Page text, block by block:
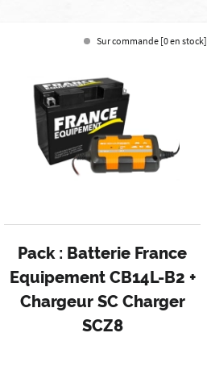
Sur commande [0 en stock]
Pack : Batterie France
Equipement CB14L-B2 +
Chargeur SC Charger
SCZ8